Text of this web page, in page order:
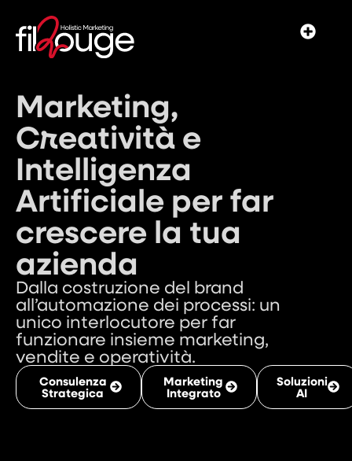
Marketing,
Creativitàe
Intelligenza
Artificiale per far
crescere la tua
azienda
Dalla costruzione del brand
all’automazione dei processi: un
unico interlocutore per far
funzionare insieme marketing,
vendite e operatività.
Consulenza
Strategica
Marketing
Integrato
Soluzioni
AI